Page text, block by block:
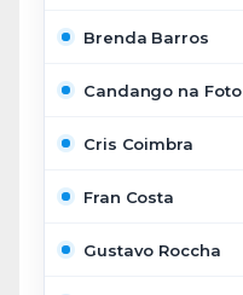
Brenda Barros
Candango na Foto
Cris Coimbra
Fran Costa
Gustavo Roccha